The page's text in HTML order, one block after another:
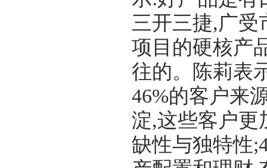
三开三捷,广
项目的硬核产
往的。陈莉表
46%的客户来
淀,这些客户更
缺性与独特性